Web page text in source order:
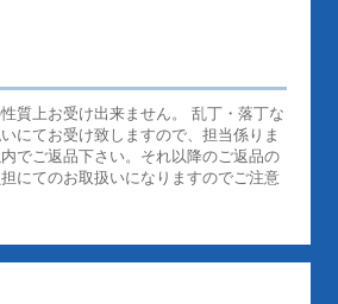
質上お受け出来ません。 乱丁・落丁な
にてお受け致しますので、担当係りま
でご返品下さい。それ以降のご返品の
にてのお取扱いになりますのでご注意